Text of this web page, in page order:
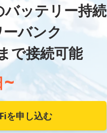
バッテリー持続
バンク
で接続可能
~
を申し込む